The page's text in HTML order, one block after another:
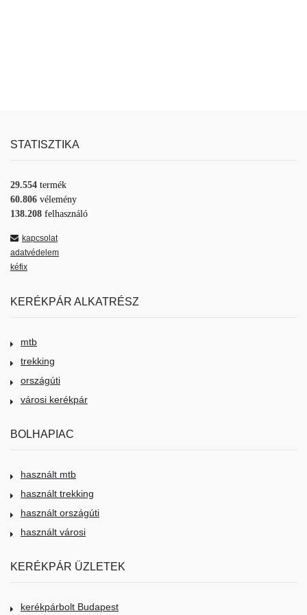
STATISZTIKA
29.554 termék
60.806 vélemény
138.208 felhasználó
kapcsolat
adatvédelem
kéfix
KERÉKPÁR ALKATRÉSZ
mtb
trekking
országúti
városi kerékpár
BOLHAPIAC
használt mtb
használt trekking
használt országúti
használt városi
KERÉKPÁR ÜZLETEK
kerékpárbolt Budapest